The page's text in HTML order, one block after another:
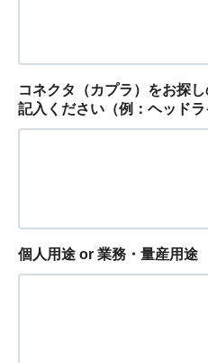
コネクタ（カプラ）をお探
記入ください（例：ヘッドラ
個人用途 or 業務・量産用途